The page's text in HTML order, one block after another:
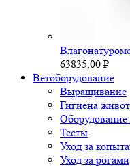
63835,00 ₽
Ветоборудование
Выращивание
Гигиена
Тесты
Уход за
Уход за рогами